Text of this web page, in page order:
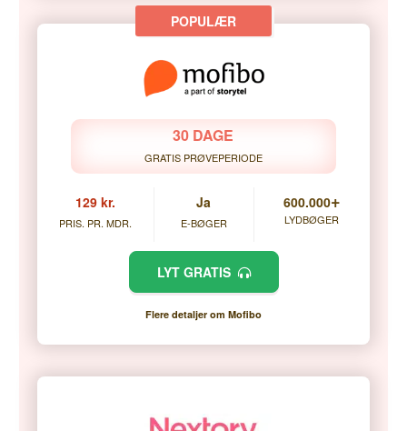
30 DAGE
GRATIS PRØVEPERIODE
129 kr.
PRIS. PR. MDR.
Ja
E-BØGER
600.000+
LYDBØGER
LYT GRATIS
Flere detaljer om Mofibo